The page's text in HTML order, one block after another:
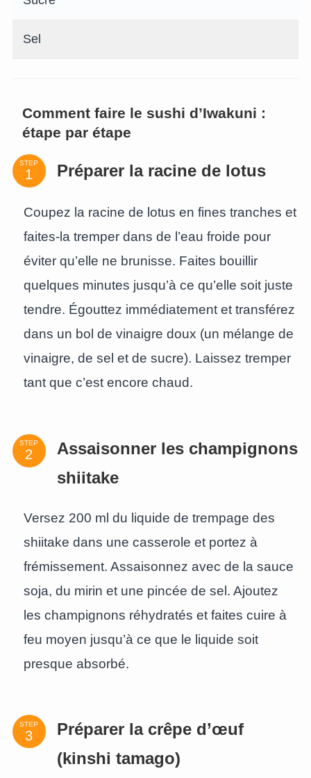
Sel
Comment faire le sushi d’Iwakuni :
étape par étape
STEP Préparer la racine de lotus
Coupez la racine de lotus en fines tranches et
faites-la tremper dans de l’eau froide pour
éviter qu’elle ne brunisse. Faites bouillir
quelques minutes jusqu’à ce qu’elle soit juste
tendre. Égouttez immédiatement et transférez
dans un bol de vinaigre doux (un mélange de
vinaigre, de sel et de sucre). Laissez tremper
tant que c’est encore chaud.
STEP
Assaisonner les champignons
shiitake
Versez 200 ml du liquide de trempage des
shiitake dans une casserole et portez à
frémissement. Assaisonnez avec de la sauce
soja, du mirin et une pincée de sel. Ajoutez
les champignons réhydratés et faites cuire à
feu moyen jusqu’à ce que le liquide soit
presque absorbé.
STEP
Préparer la crêpe d’œuf
(kinshi tamago)